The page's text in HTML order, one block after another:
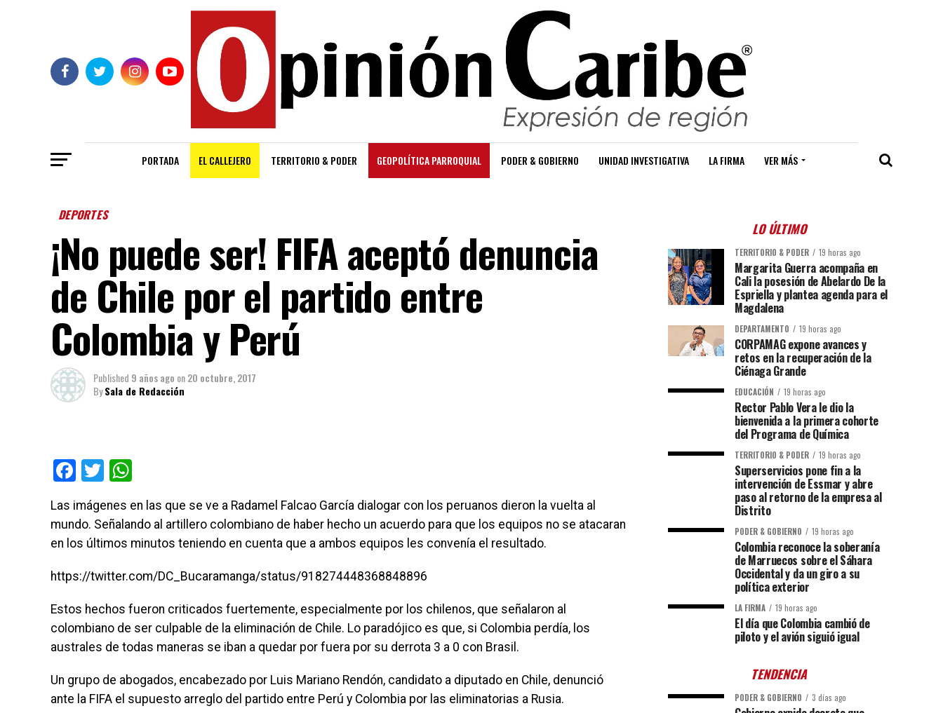
PORTADA EL CALLEJERO TERRITORIO & PODER GEOPOLÍTICA PARROQUIAL PODER & GOBIERNO UNIDAD INVESTIGATIVA LA FIRMA VER MÁS
DEPORTES
¡No puede ser! FIFA aceptó denuncia
de Chile por el partido entre
Colombia y Perú
Published 9 años ago on20 octubre, 2017
BySala de Redacción
Facebook
Twitter
Las imágenes en las que se ve a Radamel Falcao García dialogar con los peruanos dieron la vuelta al
mundo. Señalando al artillero colombiano de haber hecho un acuerdo para que los equipos no se atacaran
en los últimos minutos teniendo en cuenta que a ambos equipos les convenía el resultado.
https://twitter.com/DC_Bucaramanga/status/918274448368848896
Estos hechos fueron criticados fuertemente, especialmente por los chilenos, que señalaron al
colombiano de ser culpable de la eliminación de Chile. Lo paradójico es que, si Colombia perdía, los
australes de todas maneras se iban a quedar por fuera por su derrota 3 a 0 con Brasil.
Un grupo de abogados, encabezado por Luis Mariano Rendón, candidato a diputado en Chile, denunció
ante la FIFA el supuesto arreglo del partido entre Perú y Colombia por las eliminatorias a Rusia.
LO ÚLTIMO
TERRITORIO & PODER 19 horas ago
Margarita Guerra acompaña en
Cali la posesión de Abelardo De la
Espriella y plantea agenda para el
Magdalena
DEPARTAMENTO 19 horas ago
CORPAMAG expone avances y
retos en la recuperación de la
Ciénaga Grande
EDUCACIÓN 19 horas ago
Rector Pablo Vera le dio la
bienvenida a la primera cohorte
del Programa de Química
TERRITORIO & PODER 19 horas ago
Superservicios pone fin a la
intervención de Essmar y abre
paso al retorno de la empresa al
Distrito
PODER & GOBIERNO 19 horas ago
Colombia reconoce la soberanía
de Marruecos sobre el Sáhara
Occidental y da un giro a su
política exterior
LA FIRMA 19 horas ago
El día que Colombia cambió de
piloto y el avión siguió igual
TENDENCIA
PODER & GOBIERNO 3 días ago